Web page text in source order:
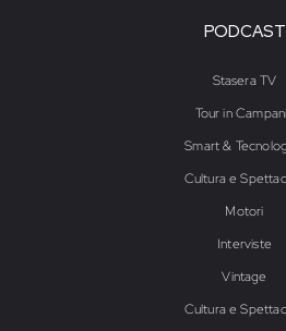
PODCAST
Stasera TV
Tour in
Smart &
Cultura e
Motori
Interviste
Vintage
Cultura e